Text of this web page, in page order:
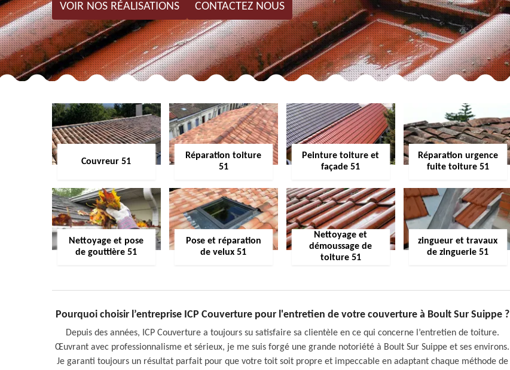
VOIR NOS RÉALISATIONS CONTACTEZ NOUS
Couvreur 51
Réparation toiture
51
Peinture toiture et
façade 51
Réparation urgence
fuite toiture 51
Nettoyage et pose
de gouttière 51
Pose et réparation
de velux 51
Nettoyage et
démoussage de
toiture 51
zingueur et travaux
de zinguerie 51
Pourquoi choisir l’entreprise ICP Couverture pour l'entretien de votre couverture à Boult Sur Suippe ?
Depuis des années, ICP Couverture a toujours su satisfaire sa clientèle en ce qui concerne l’entretien de toiture.
Œuvrant avec professionnalisme et sérieux, je me suis forgé une grande notoriété à Boult Sur Suippe et ses environs.
Je garanti toujours un résultat parfait pour que votre toit soit propre et impeccable en adaptant chaque méthode de